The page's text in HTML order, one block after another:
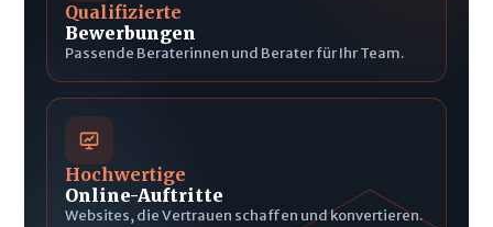
Qualifizierte
Bewerbungen
Passende Beraterinnen und Berater für Ihr Team.
Hochwertige
Online-Auftritte
Websites, die Vertrauen schaffen und konvertieren.